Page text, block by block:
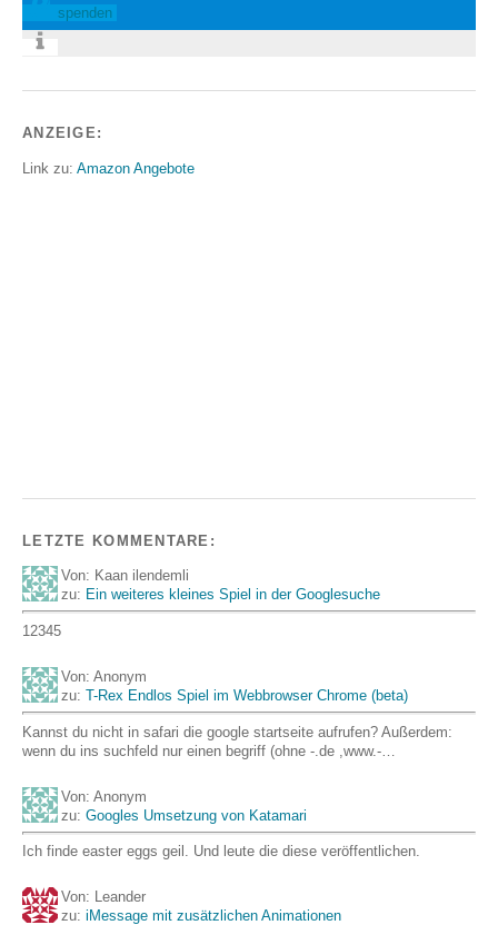
spenden
ANZEIGE:
Link zu: Amazon Angebote
LETZTE KOMMENTARE:
Von: Kaan ilendemli
zu: Ein weiteres kleines Spiel in der Googlesuche
12345
Von: Anonym
zu: T-Rex Endlos Spiel im Webbrowser Chrome (beta)
Kannst du nicht in safari die google startseite aufrufen? Außerdem:
wenn du ins suchfeld nur einen begriff (ohne -.de ,www.-…
Von: Anonym
zu: Googles Umsetzung von Katamari
Ich finde easter eggs geil. Und leute die diese veröffentlichen.
Von: Leander
zu: iMessage mit zusätzlichen Animationen